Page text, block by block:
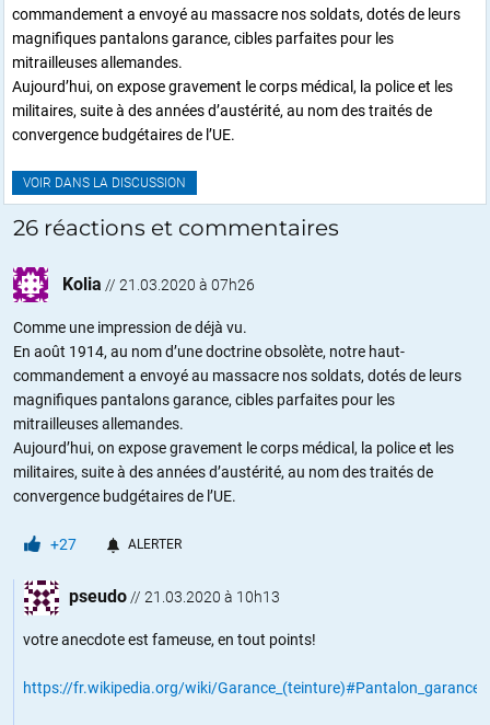
commandement a envoyé au massacre nos soldats, dotés de leurs
magnifiques pantalons garance, cibles parfaites pour les
mitrailleuses allemandes.
Aujourd’hui, on expose gravement le corps médical, la police et les
militaires, suite à des années d’austérité, au nom des traités de
convergence budgétaires de l’UE.
VOIR DANS LA DISCUSSION
26 réactions et commentaires
Kolia // 21.03.2020 à 07h26
Comme une impression de déjà vu.
En août 1914, au nom d’une doctrine obsolète, notre haut-
commandement a envoyé au massacre nos soldats, dotés de leurs
magnifiques pantalons garance, cibles parfaites pour les
mitrailleuses allemandes.
Aujourd’hui, on expose gravement le corps médical, la police et les
militaires, suite à des années d’austérité, au nom des traités de
convergence budgétaires de l’UE.
+27 ALERTER
pseudo // 21.03.2020 à 10h13
votre anecdote est fameuse, en tout points!
https://fr.wikipedia.org/wiki/Garance_(teinture)#Pantalon_garance